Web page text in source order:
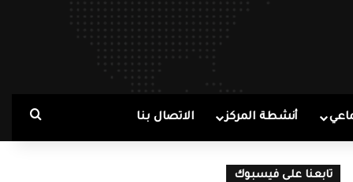
أنشطة المركز الاتصال بنا بحث
تابعنا على فيسبوك